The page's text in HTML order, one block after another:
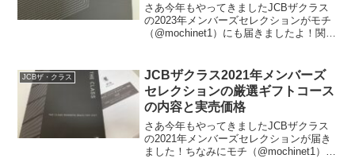
さあ今年もやってきましたJCBザクラス
の2023年メンバーズセレクションがモチ
（@mochinet1）にも届きましたよ！関西
いるようです。 JCBザクラスの年会費
の...
JCBザ・クラス
JCBザクラス2021年メンバーズ
セレクションの厳選ギフトコース
の内容と実売価格
さあ今年もやってきましたJCBザクラス
の2021年メンバーズセレクションが届き
ました！ちなみにモチ（@mochinet1）は